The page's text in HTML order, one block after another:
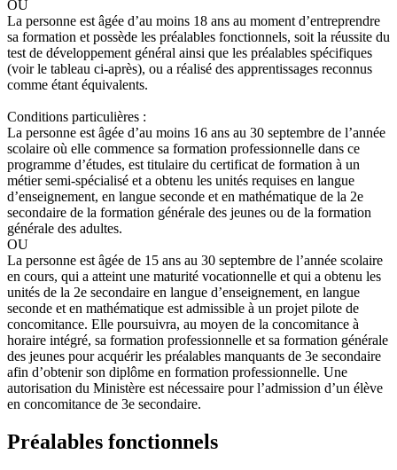
OU
La personne est âgée d’au moins 18 ans au moment d’entreprendre
sa formation et possède les préalables fonctionnels, soit la réussite du
test de développement général ainsi que les préalables spécifiques
(voir le tableau ci-après), ou a réalisé des apprentissages reconnus
comme étant équivalents.
Conditions particulières :
La personne est âgée d’au moins 16 ans au 30 septembre de l’année
scolaire où elle commence sa formation professionnelle dans ce
programme d’études, est titulaire du certificat de formation à un
métier semi-spécialisé et a obtenu les unités requises en langue
d’enseignement, en langue seconde et en mathématique de la 2e
secondaire de la formation générale des jeunes ou de la formation
générale des adultes.
OU
La personne est âgée de 15 ans au 30 septembre de l’année scolaire
en cours, qui a atteint une maturité vocationnelle et qui a obtenu les
unités de la 2e secondaire en langue d’enseignement, en langue
seconde et en mathématique est admissible à un projet pilote de
concomitance. Elle poursuivra, au moyen de la concomitance à
horaire intégré, sa formation professionnelle et sa formation générale
des jeunes pour acquérir les préalables manquants de 3e secondaire
afin d’obtenir son diplôme en formation professionnelle. Une
autorisation du Ministère est nécessaire pour l’admission d’un élève
en concomitance de 3e secondaire.
Préalables fonctionnels